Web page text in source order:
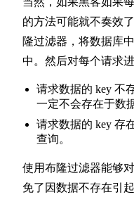
的方法可能就不奏效
隆过滤器，将数据库
中。然后对每个请求
请求数据的 key 不
一定不会存在于数
请求数据的 key 存
查询。
使用布隆过滤器能够
免了因数据不存在引